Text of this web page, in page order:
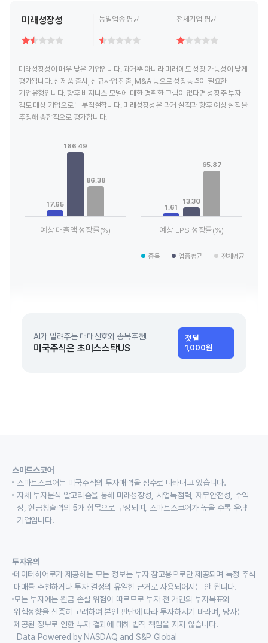
미래성장성 동일업종 평균 전체기업 평균
미래성장성이 매우 낮은 기업입니다. 과거뿐 아니라 미래에도 성장 가능성이 낮게
평가됩니다. 신제품 출시, 신규사업 진출, M&A 등으로 성장동력이 필요한
기업유형입니다. 향후 비지니스 모델에 대한 명확한 그림이 없다면 성장주 투자
검토 대상 기업으로는 부적절합니다. 미래성장성은 과거 실적과 향후 예상 실적을
추정해 종합적으로 평가합니다.
Bar chart with 3 data series.
View as data table, Chart
The chart has 1 Y axis displaying values. Data ranges from
17.65
186.49
86.38
예상 매출액 성장률(%)
The chart has 1 X axis
1.61
13.30
65.87
예상 EPS 성장률(%)
종목 업종평균 전체평균
AI가 알려주는 매매신호와 종목추천!
미국주식은 초이스스탁US
첫 달
1,000원
스마트스코어
스마트스코어는 미국주식의 투자매력을 점수로 나타내고 있습니다.
자체 투자분석 알고리즘을 통해 미래성장성, 사업독점력, 재무안전성, 수익
성, 현금창출력의 5개 항목으로 구성되며, 스마트스코어가 높을 수록 우량
기업입니다.
투자유의
데이터히어로가 제공하는 모든 정보는 투자 참고용으로만 제공되며 특정 주식
매매를 추천하거나 투자 결정의 유일한 근거로 사용되어서는 안 됩니다.
모든 투자에는 원금 손실 위험이 따르므로 투자 전 개인의 투자목표와
위험성향을 신중히 고려하여 본인 판단에 따라 투자하시기 바라며, 당사는
제공된 정보로 인한 투자 결과에 대해 법적 책임을 지지 않습니다.
Data Powered by NASDAQ and S&P Global